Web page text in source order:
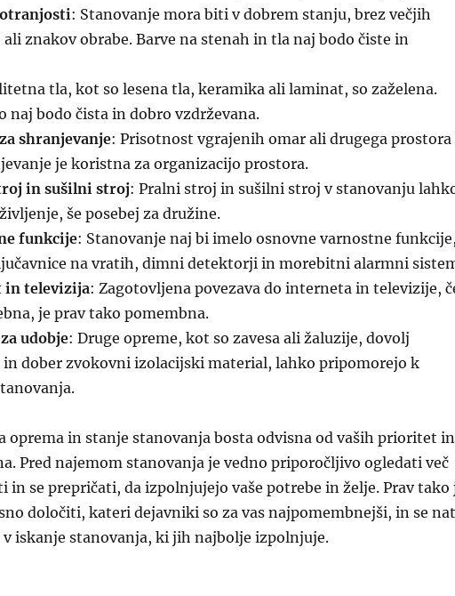
: Stanovanje mora biti v dobrem stanju, brez večjih
ali znakov obrabe. Barve na stenah in tla naj bodo čiste in
tla, kot so lesena tla, keramika ali laminat, so zaželena.
naj bodo čista in dobro vzdrževana.
shranjevanje: Prisotnost vgrajenih omar ali drugega prostora
je koristna za organizacijo prostora.
in sušilni stroj: Pralni stroj in sušilni stroj v stanovanju
še posebej za družine.
funkcije: Stanovanje naj bi imelo osnovne varnostne funkcije,
na vratih, dimni detektorji in morebitni alarmni
in televizija: Zagotovljena povezava do interneta in televizije,
je prav tako pomembna.
udobje: Druge opreme, kot so zavesa ali žaluzije, dovolj
in dober zvokovni izolacijski material, lahko pripomorejo k
oprema in stanje stanovanja bosta odvisna od vaših prioritet in
Pred najemom stanovanja je vedno priporočljivo ogledati več
in se prepričati, da izpolnjujejo vaše potrebe in želje. Prav tako
določiti, kateri dejavniki so za vas najpomembnejši, in se
iskanje stanovanja, ki jih najbolje izpolnjuje.